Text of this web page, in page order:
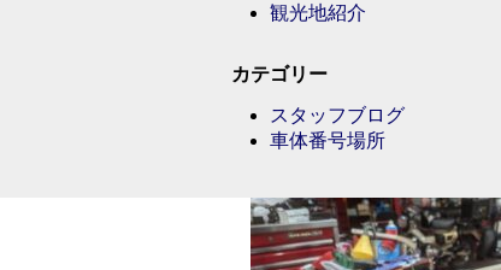
観光地紹介
カテゴリー
スタッフブログ
車体番号場所